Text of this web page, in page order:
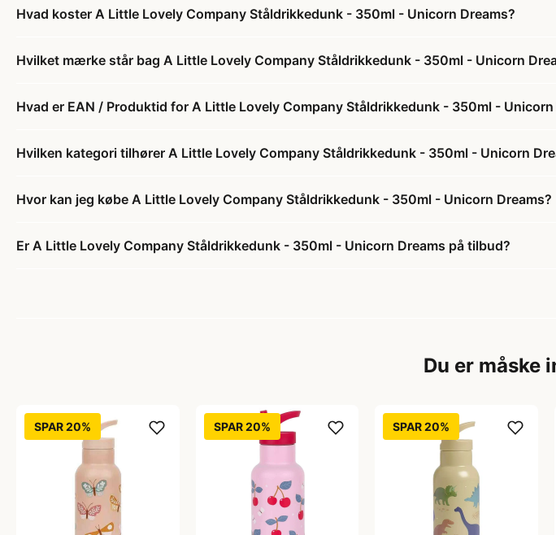
Hvad koster A Little Lovely Company Ståldrikkedunk - 350ml - Unicorn Dreams?
Hvilket mærke står bag A Little Lovely Company Ståldrikkedunk - 350ml - Unicorn
Hvad er EAN / Produktid for A Little Lovely Company Ståldrikkedunk - 350ml - Unicorn
Hvilken kategori tilhører A Little Lovely Company Ståldrikkedunk - 350ml - Unicorn
Hvor kan jeg købe A Little Lovely Company Ståldrikkedunk - 350ml - Unicorn Dreams?
Er A Little Lovely Company Ståldrikkedunk - 350ml - Unicorn Dreams på tilbud?
Du er måske
SPAR 20% SPAR 20% SPAR 20%